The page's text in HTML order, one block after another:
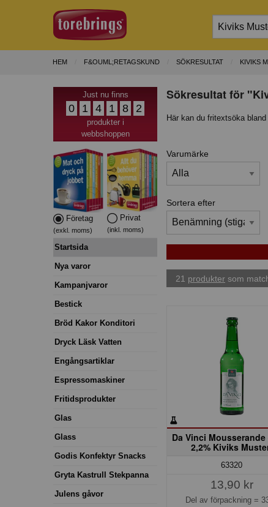
HEM F&OUML;RETAGSKUND SÖKRESULTAT KIVIKS
Just nu finns
0 1 4 1 8 2
produkter i
webbshoppen
Företag
(exkl. moms)
Privat
(inkl. moms)
Startsida
Nya varor
Kampanjvaror
Bestick
Bröd Kakor Konditori
Dryck Läsk Vatten
Engångsartiklar
Espressomaskiner
Fritidsprodukter
Glas
Glass
Godis Konfektyr Snacks
Gryta Kastrull Stekpanna
Julens gåvor
Sökresultat för
Här kan du fritextsöka
Varumärke
Sortera efter
21 produkter som
Da Vinci
2,2% Kiviks
63320
13,90 kr
Del av förpackning =